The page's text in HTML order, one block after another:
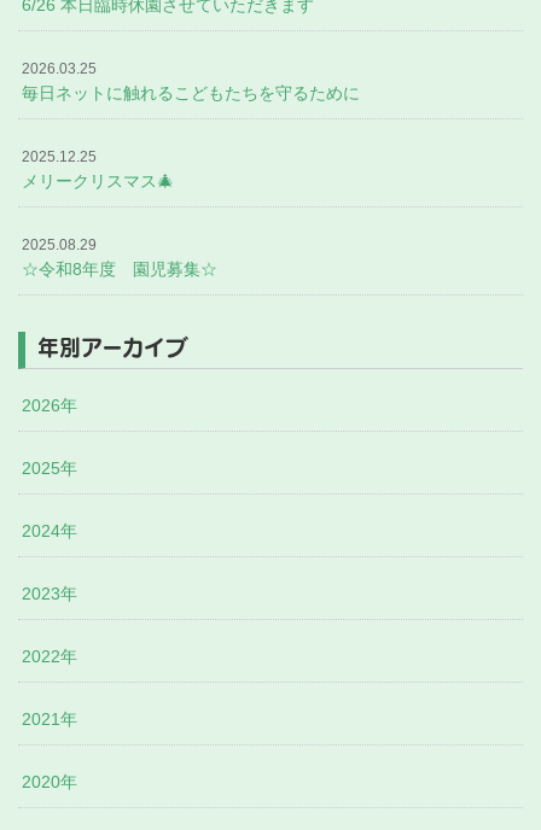
6/26 本日臨時休園させていただきます
2026.03.25
毎日ネットに触れるこどもたちを守るために
2025.12.25
メリークリスマス🎄
2025.08.29
☆令和8年度 園児募集☆
年別アーカイブ
2026年
2025年
2024年
2023年
2022年
2021年
2020年